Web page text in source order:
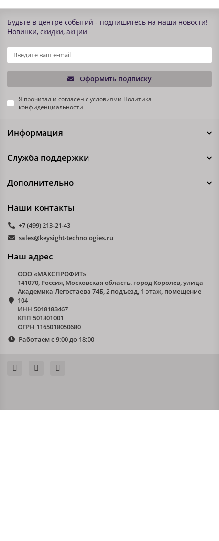
Будьте в центре событий - подпишитесь на наши новости!
Новинки, скидки, акции.
Оформить подписку
Я прочитал и согласен с условиями Политика
конфиденциальности
Информация
Служба поддержки
Дополнительно
Наши контакты
+7 (499) 213-21-43
sales@keysight-technologies.ru
Наш адрес
ООО «МАКСПРОФИТ»
141070, Россия, Московская область, город Королёв, улица
Академика Легостаева 74Б, 2 подъезд, 1 этаж, помещение
104
ИНН 5018183467
КПП 501801001
ОГРН 1165018050680
Работаем с 9:00 до 18:00